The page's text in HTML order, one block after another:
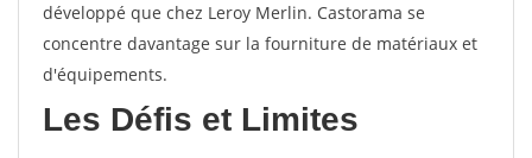
développé que chez Leroy Merlin. Castorama se
concentre davantage sur la fourniture de matériaux et
d'équipements.
Les Défis et Limites